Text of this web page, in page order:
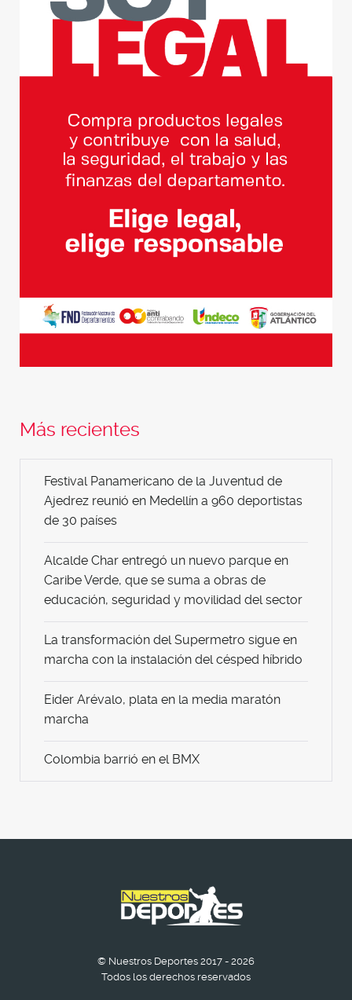
Más recientes
Festival Panamericano de la Juventud de
Ajedrez reunió en Medellín a 960 deportistas
de 30 países
Alcalde Char entregó un nuevo parque en
Caribe Verde, que se suma a obras de
educación, seguridad y movilidad del sector
La transformación del Supermetro sigue en
marcha con la instalación del césped híbrido
Eider Arévalo, plata en la media maratón
marcha
Colombia barrió en el BMX
© Nuestros Deportes 2017 - 2026
Todos los derechos reservados